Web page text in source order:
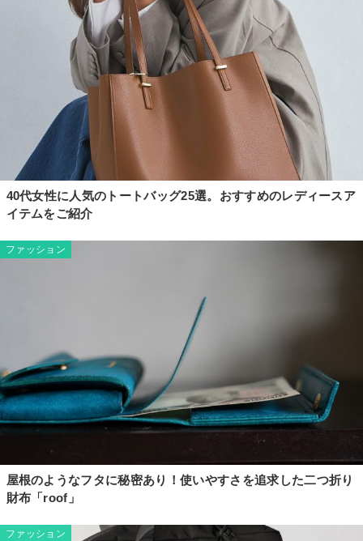
40代女性に人気のトートバッグ25選。おすすめのレディースア
イテムをご紹介
ファッション
屋根のようなフタに秘密あり！使いやすさを追求した二つ折り
財布「roof」
ファッション